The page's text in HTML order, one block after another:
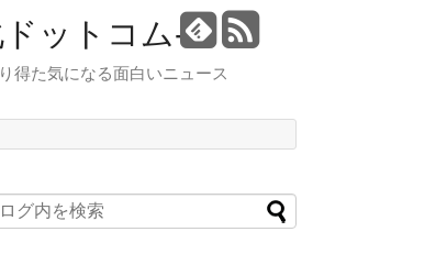
ットコム-
得た気になる面白いニュース